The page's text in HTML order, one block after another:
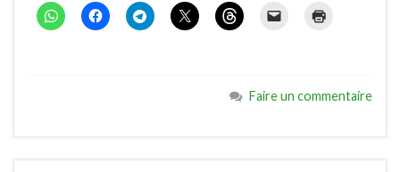
Faire un commentaire